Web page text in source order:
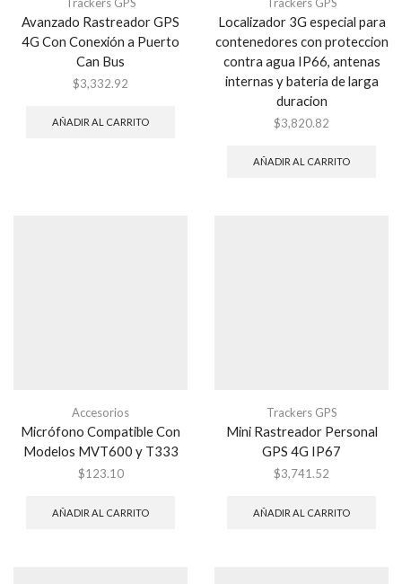
Avanzado Rastreador GPS
4G Con Conexión a Puerto
Can Bus
$3,332.92
AÑADIR AL CARRITO
Localizador 3G especial para
contenedores con proteccion
contra agua IP66, antenas
internas y bateria de larga
duracion
$3,820.82
AÑADIR AL CARRITO
Accesorios
Micrófono Compatible Con
Modelos MVT600 y T333
$123.10
AÑADIR AL CARRITO
Trackers GPS
Mini Rastreador Personal
GPS 4G IP67
$3,741.52
AÑADIR AL CARRITO